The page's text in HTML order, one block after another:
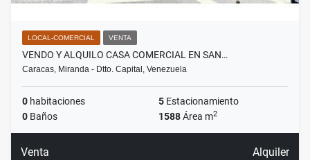
LOCAL-COMERCIAL VENTA
VENDO Y ALQUILO CASA COMERCIAL EN SAN…
Caracas, Miranda - Dtto. Capital, Venezuela
0 habitaciones 5 Estacionamiento
0 Baños 1588Área m2
Venta Alquiler